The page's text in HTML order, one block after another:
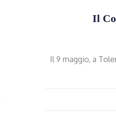
Il
Il 9 maggio, a